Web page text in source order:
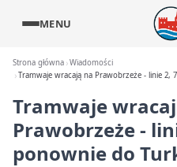
MENU
Strona główna Wiadomości
Tramwaje wracają na Prawobrzeże - linie 2,
Tramwaje
Prawobrzeże -
ponownie do